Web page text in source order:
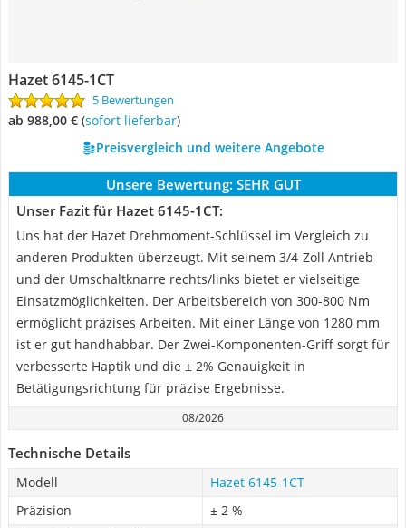
Hazet 6145-1CT
5 Bewertungen
ab 988,00 € ( Sofort lieferbar)
Preisvergleich und weitere Angebote
Unsere Bewertung: SEHR GUT
Unser Fazit für Hazet 6145-1CT:
Uns hat der Hazet Drehmoment-Schlüssel im Vergleich zu
anderen Produkten überzeugt. Mit seinem 3/4-Zoll Antrieb
und der Umschaltknarre rechts/links bietet er vielseitige
Einsatzmöglichkeiten. Der Arbeitsbereich von 300-800 Nm
ermöglicht präzises Arbeiten. Mit einer Länge von 1280 mm
ist er gut handhabbar. Der Zwei-Komponenten-Griff sorgt für
verbesserte Haptik und die ± 2% Genauigkeit in
Betätigungsrichtung für präzise Ergebnisse.
08/2026
Technische Details
Modell
Hazet 6145-1CT
Präzision
± 2 %